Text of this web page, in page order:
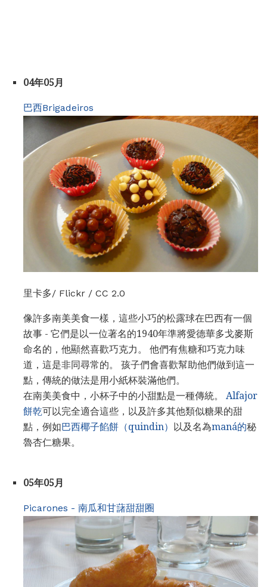
04年05月
巴西Brigadeiros
里卡多/ Flickr / CC 2.0
像許多南美美食一樣，這些小巧的松露球在巴西有一個
故事 - 它們是以一位著名的1940年準將愛德華多戈麥斯
命名的，他顯然喜歡巧克力。 他們有焦糖和巧克力味
道，這是非同尋常的。 孩子們會喜歡幫助他們做到這一
點，傳統的做法是用小紙杯裝滿他們。
在南美美食中，小杯子中的小甜點是一種傳統。 Alfajor
餅乾可以完全適合這些，以及許多其他類似糖果的甜
點，例如巴西椰子餡餅（quindin） 以及名為maná的秘
魯杏仁糖果。
05年05月
Picarones - 南瓜和甘藷甜甜圈